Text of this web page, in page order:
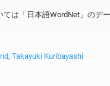
は「日本語WordNet」のデ
Takayuki Kuribayashi